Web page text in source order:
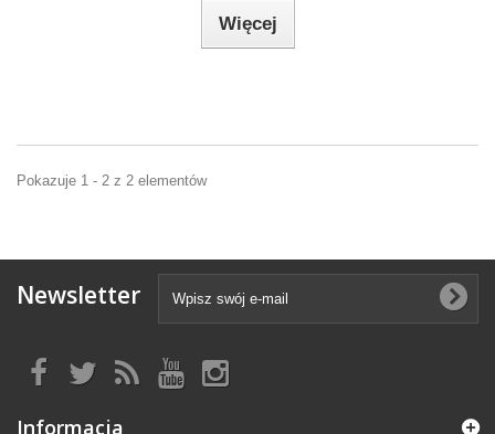
Więcej
Pokazuje 1 - 2 z 2 elementów
Newsletter
Informacja